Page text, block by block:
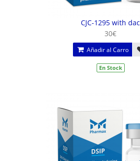
CJC-1295 with dac
30€
Añadir al Carro
En Stock